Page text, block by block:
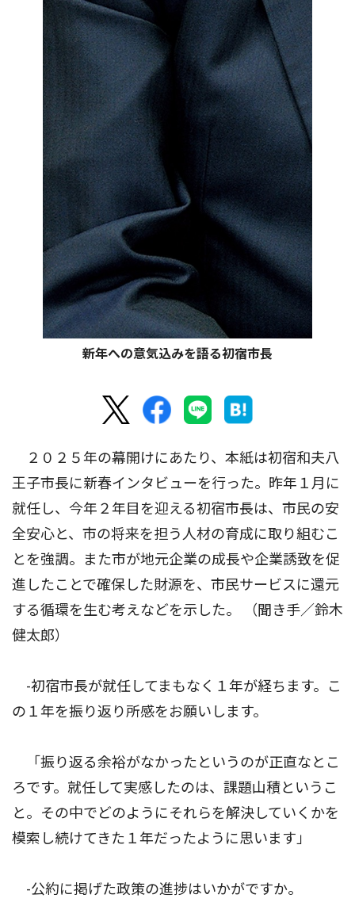
新年への意気込みを語る初宿市長
２０２５年の幕開けにあたり、本紙は初宿和夫八
王子市長に新春インタビューを行った。昨年１月に
就任し、今年２年目を迎える初宿市長は、市民の安
全安心と、市の将来を担う人材の育成に取り組むこ
とを強調。また市が地元企業の成長や企業誘致を促
進したことで確保した財源を、市民サービスに還元
する循環を生む考えなどを示した。 （聞き手／鈴木
健太郎）
-初宿市長が就任してまもなく１年が経ちます。こ
の１年を振り返り所感をお願いします。
「振り返る余裕がなかったというのが正直なとこ
ろです。就任して実感したのは、課題山積というこ
と。その中でどのようにそれらを解決していくかを
模索し続けてきた１年だったように思います」
-公約に掲げた政策の進捗はいかがですか。